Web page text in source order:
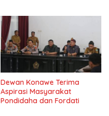
Dewan Konawe Terima
Aspirasi Masyarakat
Pondidaha dan Fordati